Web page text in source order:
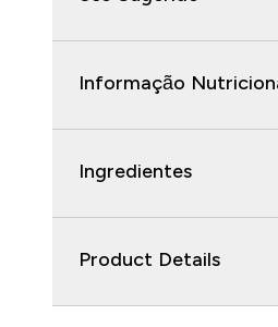
Informação
Ingredientes
Product Details